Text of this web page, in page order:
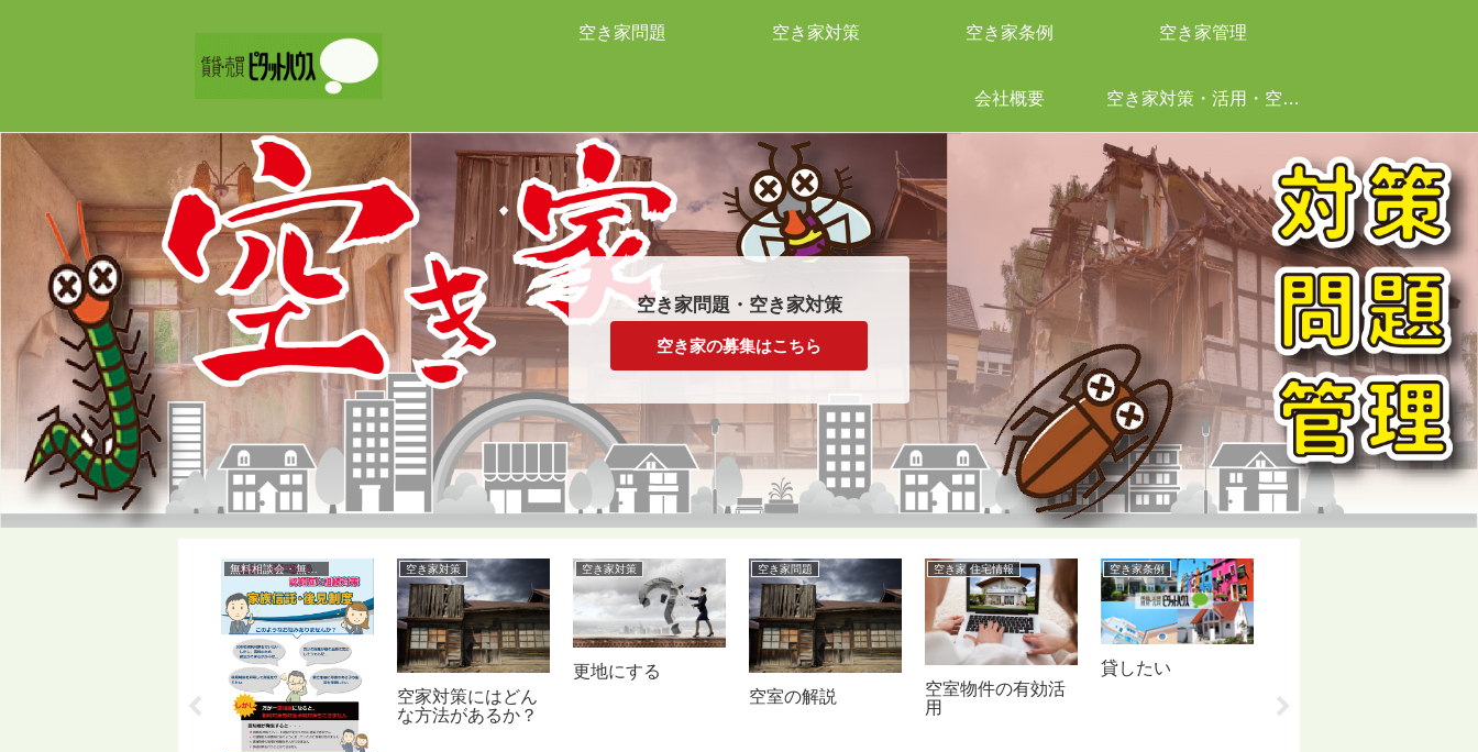
空き家問題 空き家対策 空き家条例 空き家管理
会社概要 空き家対策・活用・空き家管理
空き家問題・空き家対策
空き家の募集はこちら
無料相談会・無料セミナー 空き家対策
空家対策にはどん
な方法があるか？
空き家対策
更地にする
空き家問題
空室の解説
空き家 住宅情報
空室物件の有効活
用
空き家条例
貸したい